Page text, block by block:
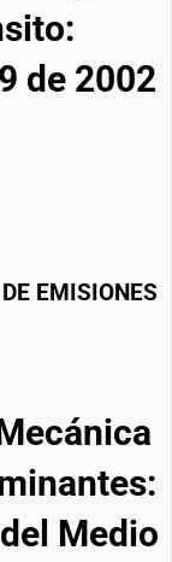
de 2002
EMISIONES
Medio